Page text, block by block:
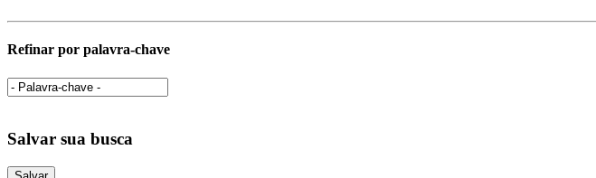
Refinar por palavra-chave
Salvar sua busca